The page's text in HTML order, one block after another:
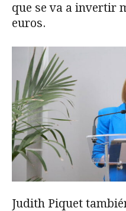
que se va a invertir
euros.
Judith Piquet